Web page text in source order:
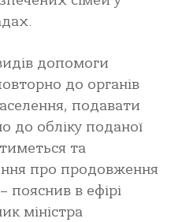
допомоги
до органів
подавати
до обліку поданої
та
про продовження
пояснив в ефірі
міністра